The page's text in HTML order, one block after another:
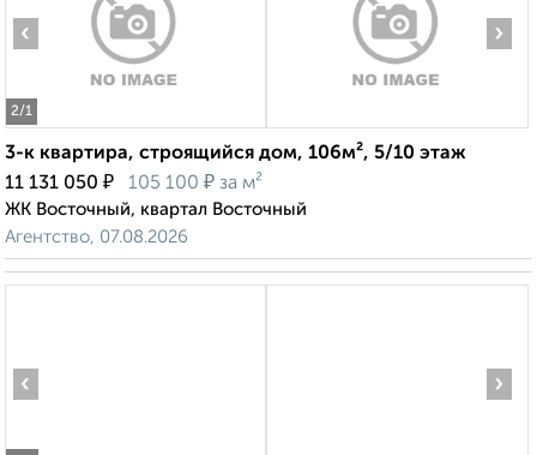
2/1
‹ ›
3-к квартира, строящийся дом, 106м², 5/10 этаж
11 131 050 ₽ 105 100 ₽ за м²
ЖК Восточный, квартал Восточный
Агентство, 07.08.2026
‹ ›